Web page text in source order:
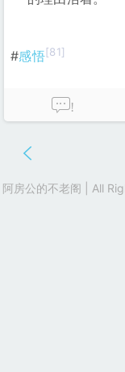
#感悟[81]
!
阿房公的不老阁 | All